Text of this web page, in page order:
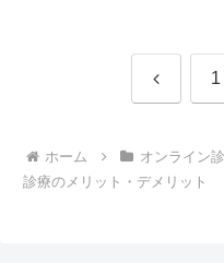
前 1
ホーム オンライン
診療のメリット・デメリット